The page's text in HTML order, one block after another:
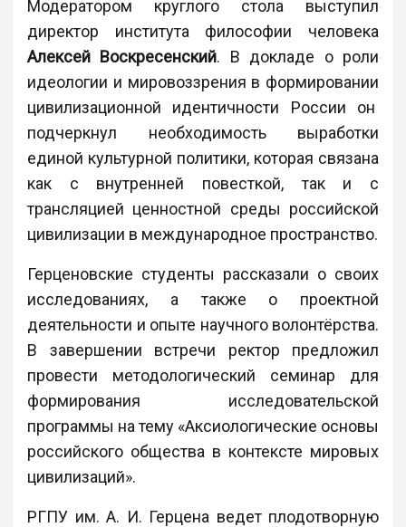
Модератором круглого стола выступил
директор института философии человека
Алексей Воскресенский. В докладе о роли
идеологии и мировоззрения в формировании
цивилизационной идентичности России он
подчеркнул необходимость выработки
единой культурной политики, которая связана
как с внутренней повесткой, так и с
трансляцией ценностной среды российской
цивилизации в международное пространство.
Герценовские студенты рассказали о своих
исследованиях, а также о проектной
деятельности и опыте научного волонтёрства.
В завершении встречи ректор предложил
провести методологический семинар для
формирования исследовательской
программы на тему «Аксиологические основы
российского общества в контексте мировых
цивилизаций».
РГПУ им. А. И. Герцена ведет плодотворную